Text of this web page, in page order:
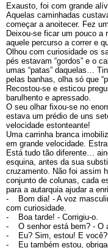
Exausto, foi com grande
Aquelas caminhadas
começar a anoitecer. Fez
Deixou-se ficar um pouco
aquele percurso a correr e
Olhou com curiosidade os
pés estavam “gordos” e o
umas “patas” daquelas…
pelas banhas, olha só que
Recostou-se e esticou
barulhento e apressado.
O seu olhar fixou-se no
estava um prédio de uns
velocidade estonteante!
Uma carrinha branca
em grande velocidade.
Está tudo tão diferente…
esquina, antes da sua
cruzamento. Não foi assim
conjunto de colunas, cada
para a autarquia ajudar a
- Bom dia! - A voz
com curiosidade.
- Boa tarde! - Corrigiu-o.
- O senhor está bem? - O
- Eu? Sim, estou! E você?
- Eu também estou,